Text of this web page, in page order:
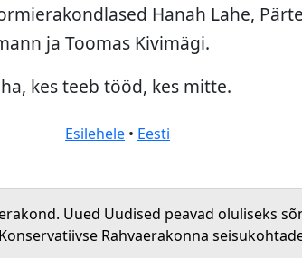
Hanah Lahe,
ja Toomas Kivimägi.
kes teeb tööd, kes mitte.
Esilehele • Eesti
Uued Uudised peavad oluliseks
Rahvaerakonna